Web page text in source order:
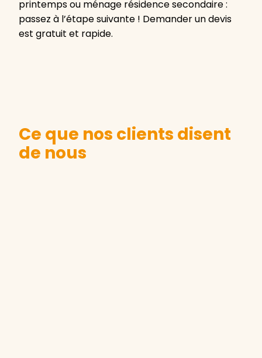
printemps ou ménage résidence secondaire :
passez à l’étape suivante ! Demander un devis
est gratuit et rapide.
Ce que nos clients disent
de nous